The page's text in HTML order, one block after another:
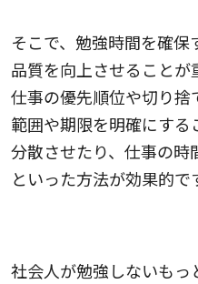
そこで、勉強時間を確
品質を向上させることが
仕事の優先順位や切り
範囲や期限を明確にす
分散させたり、仕事の時
といった方法が効果的で
社会人が勉強しないも